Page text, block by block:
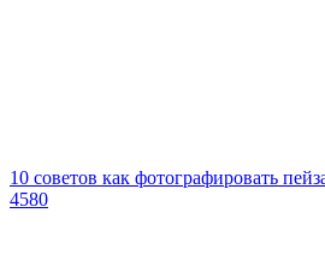
10 советов как фотографировать
4580